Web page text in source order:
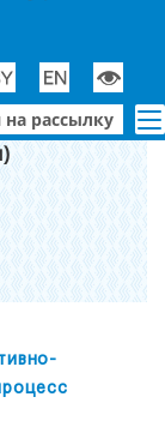
на рассылку